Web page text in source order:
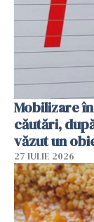
Mobilizare
căutări,
văzut un
27 IULIE 2026